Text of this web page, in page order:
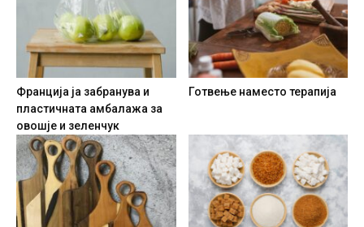
Франција ја забранува и
пластичната амбалажа за
овошје и зеленчук
Готвење наместо терапија